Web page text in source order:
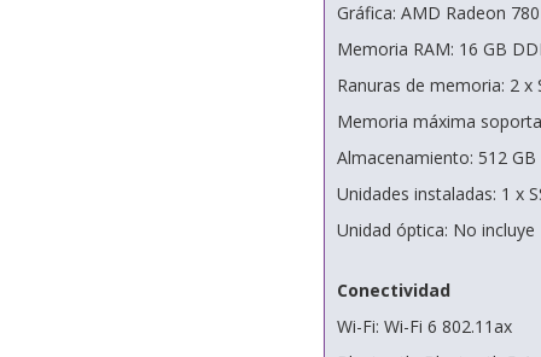
Gráfica: AMD Radeon
Memoria RAM: 16 GB
Ranuras de memoria: 2 x
Memoria máxima
Almacenamiento: 512 GB
Unidades instaladas: 1 x
Unidad óptica: No incluye
Conectividad
Wi-Fi: Wi-Fi 6 802.11ax